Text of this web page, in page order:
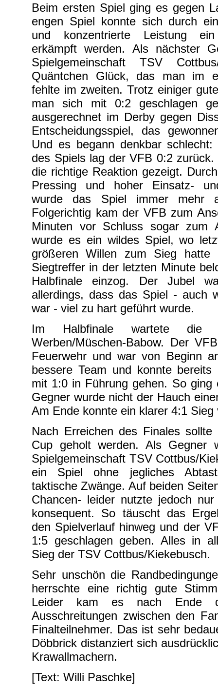
Beim ersten Spiel ging es gegen
engen Spiel konnte sich durch
und konzentrierte Leistung
erkämpft werden. Als nächster
Spielgemeinschaft TSV
Quäntchen Glück, das man im
fehlte im zweiten. Trotz einiger
man sich mit 0:2 geschlagen
ausgerechnet im Derby gegen
Entscheidungsspiel, das
Und es begann denkbar
des Spiels lag der VFB 0:2
die richtige Reaktion gezeigt.
Pressing und hoher Einsatz-
wurde das Spiel immer mehr
Folgerichtig kam der VFB zum
Minuten vor Schluss sogar zum
wurde es ein wildes Spiel, wo
größeren Willen zum Sieg hatte
Siegtreffer in der letzten Minute
Halbfinale einzog. Der Jubel
allerdings, dass das Spiel - auch
war - viel zu hart geführt wurde.
Im Halbfinale wartete die
Werben/Müschen-Babow. Der
Feuerwehr und war von Beginn
bessere Team und konnte
mit 1:0 in Führung gehen. So ging
Gegner wurde nicht der Hauch
Am Ende konnte ein klarer 4:1
Nach Erreichen des Finales
Cup geholt werden. Als Gegner
Spielgemeinschaft TSV Cottbus/
ein Spiel ohne jegliches
taktische Zwänge. Auf beiden
Chancen- leider nutzte jedoch
konsequent. So täuscht das
den Spielverlauf hinweg und der
1:5 geschlagen geben. Alles in
Sieg der TSV Cottbus/Kiekebusch.
Sehr unschön die
herrschte eine richtig gute
Leider kam es nach Ende
Ausschreitungen zwischen den
Finalteilnehmer. Das ist sehr
Döbbrick distanziert sich
Krawallmachern.
[Text: Willi Paschke]